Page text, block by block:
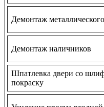
Демонтаж
Демонтаж наличников
Шпатлевка двери со
покраску